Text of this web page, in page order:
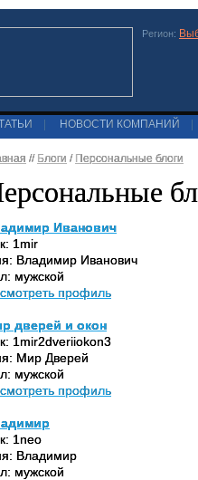
Регион:
НОВОСТИ КОМПАНИЙ
// Блоги / Персональные блоги
Иванович
1mir
Владимир Иванович
мужской
профиль
дверей и окон
1mir2dveriiokon3
Мир Дверей
мужской
профиль
1neo
Владимир
мужской